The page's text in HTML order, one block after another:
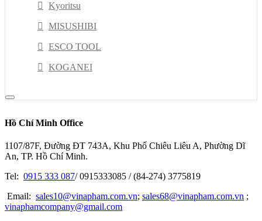
Kyoritsu
MISUSHIBI
ESCO TOOL
KOGANEI
THK
EBARA
GOOT
Hồ Chí Minh Office
1107/87F, Đường ĐT 743A, Khu Phố Chiêu Liêu A, Phường Dĩ
An, TP. Hồ Chí Minh.
Tel: 0915 333 087/ 0915333085 / (84-274) 3775819
Email: sales10@vinapham.com.vn; sales68@vinapham.com.vn ;
vinaphamcompany@gmail.com